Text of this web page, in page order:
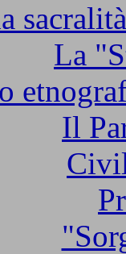
La
Il